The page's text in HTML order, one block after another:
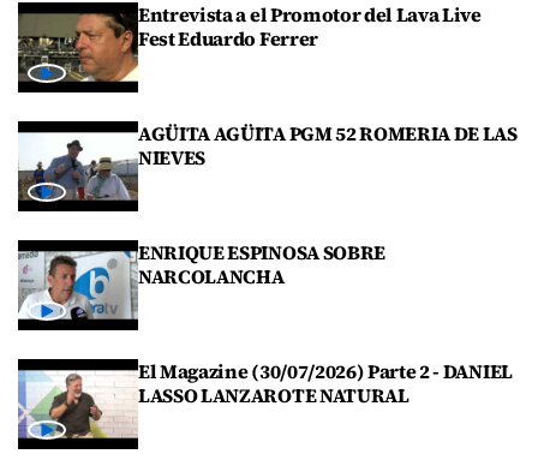
Entrevista a el Promotor del Lava Live
Fest Eduardo Ferrer
AGÜITA AGÜITA PGM 52 ROMERIA DE LAS
NIEVES
ENRIQUE ESPINOSA SOBRE
NARCOLANCHA
El Magazine (30/07/2026) Parte 2 - DANIEL
LASSO LANZAROTE NATURAL